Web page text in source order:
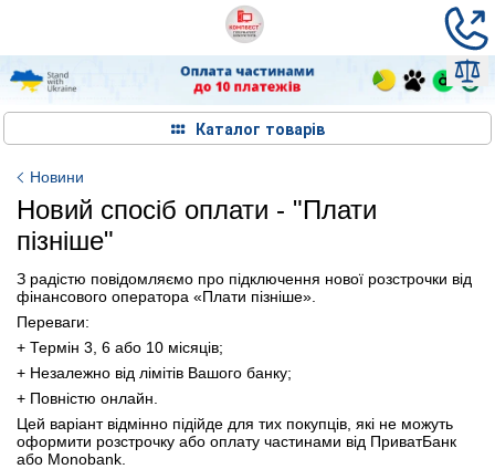
Каталог товарів
Новини
Новий спосіб оплати - "Плати
пізніше"
З радістю повідомляємо про підключення нової розстрочки від
фінансового оператора «Плати пізніше».
Переваги:
+ Термін 3, 6 або 10 місяців;
+ Незалежно від лімітів Вашого банку;
+ Повністю онлайн.
Цей варіант відмінно підійде для тих покупців, які не можуть
оформити розстрочку або оплату частинами від ПриватБанк
або Monobank.